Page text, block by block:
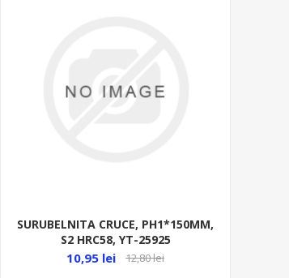
SURUBELNITA CRUCE, PH1*150MM,
S2 HRC58, YT-25925
10,95 lei 12,80 lei